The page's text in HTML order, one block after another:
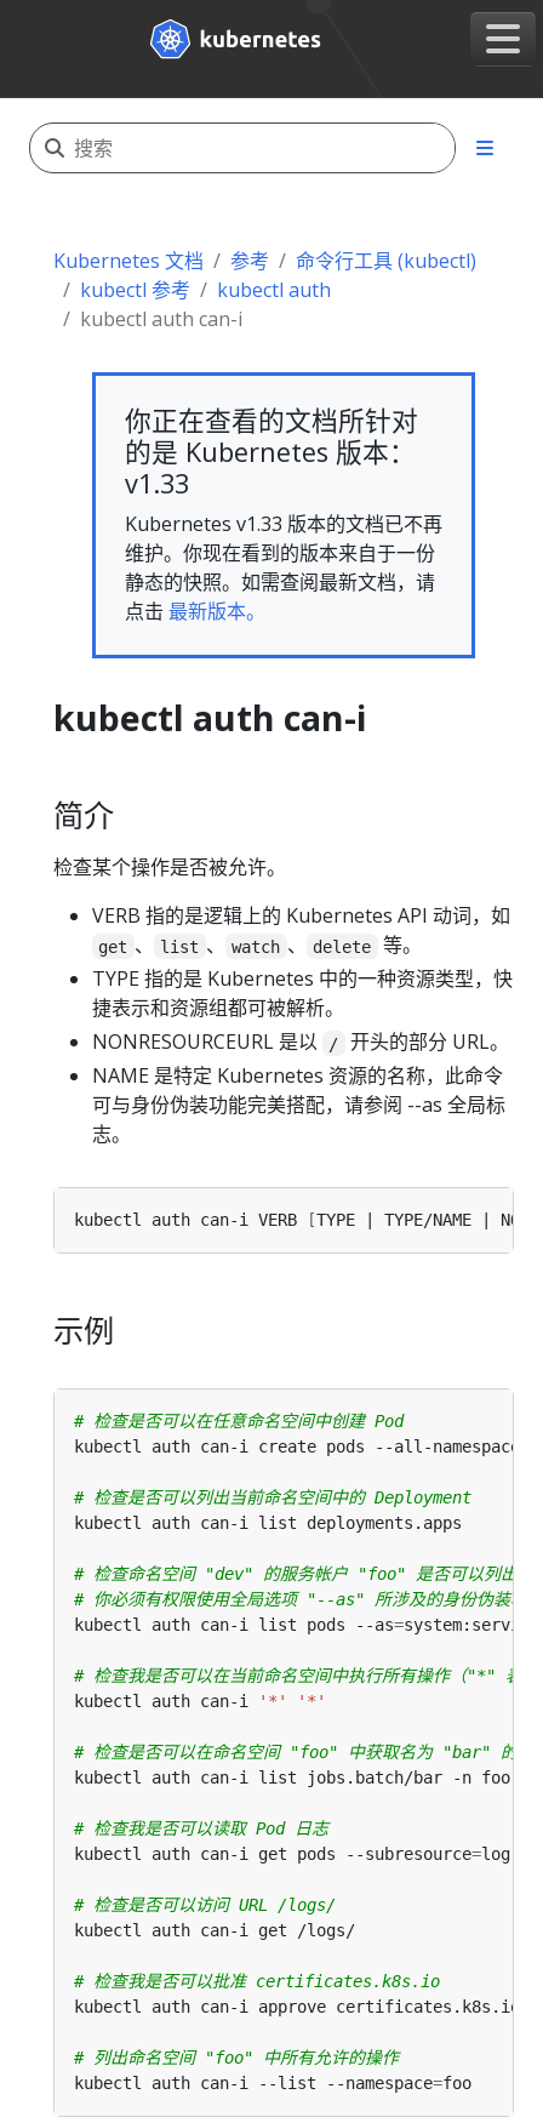
Kubernetes 文档 参考
命令行工具 (kubectl)
kubectl 参考
kubectl auth
kubectl auth can-i
你正在查看的文档所针对
的是 Kubernetes 版本：
v1.33
Kubernetes v1.33 版本的文档已不再
维护。你现在看到的版本来自于一份
静态的快照。如需查阅最新文档，请
点击 最新版本。
kubectl auth can-i
简介
检查某个操作是否被允许。
VERB 指的是逻辑上的 Kubernetes API 动词，如
get 、 list 、 watch 、 delete
等。
TYPE 指的是 Kubernetes 中的一种资源类型，快
捷表示和资源组都可被解析。
NONRESOURCEURL 是以
/
开头的部分 URL。
NAME 是特定 Kubernetes 资源的名称，此命令
可与身份伪装功能完美搭配，请参阅 --as 全局标
志。
kubectl auth can-i VERB [TYPE | TYPE/NAME |
示例
# 检查是否可以在任意命名空间中创建 Pod
# 检查是否可以列出当前命名空间中的 Deployment
# 检查命名空间 "dev" 的服务帐户 "foo" 是否可以列出
# 你必须有权限使用全局选项 "--as" 所涉及的身份伪装功
kubectl auth can-i list pods --as=
# 检查我是否可以在当前命名空间中执行所有操作（"*" 表示
kubectl auth can-i
'*' '*'
# 检查是否可以在命名空间 "foo" 中获取名为 "bar" 的
# 检查我是否可以读取 Pod 日志
kubectl auth can-i get pods --subresource=
# 检查是否可以访问 URL /logs/
# 检查我是否可以批准 certificates.k8s.io
# 列出命名空间 "foo" 中所有允许的操作
kubectl auth can-i --list --namespace=